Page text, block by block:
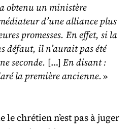
a obtenu un ministère
d’une alliance plus
promesses. En effet, si la
défaut, il n’aurait pas été
seconde. […] En disant :
la première ancienne.»
le chrétien n’est pas à juger